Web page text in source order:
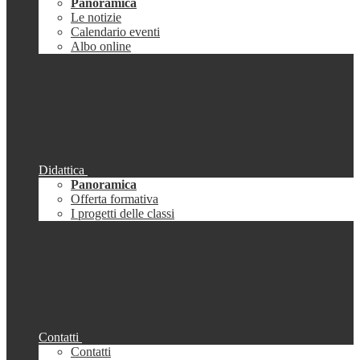
Panoramica
Le notizie
Calendario eventi
Albo online
Didattica
Panoramica
Offerta formativa
I progetti delle classi
Contatti
Contatti